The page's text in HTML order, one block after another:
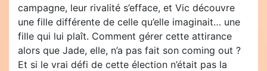
campagne, leur rivalité s’efface, et Vic découvre
une fille différente de celle qu’elle imaginait… une
fille qui lui plaît. Comment gérer cette attirance
alors que Jade, elle, n’a pas fait son coming out ?
Et si le vrai défi de cette élection n’était pas la